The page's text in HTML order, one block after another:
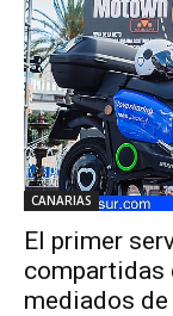
CANARIAS
El primer
compartidas
mediados de